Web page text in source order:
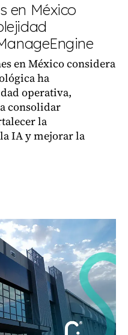
en México
en México considera
ha
operativa,
consolidar
la
IA y mejorar la